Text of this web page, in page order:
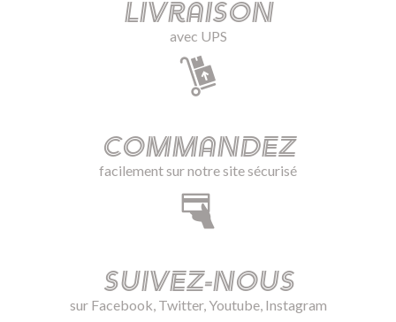
Livraison
avec UPS
Commandez
facilement sur notre site sécurisé
Suivez-nous
sur Facebook, Twitter, Youtube, Instagram